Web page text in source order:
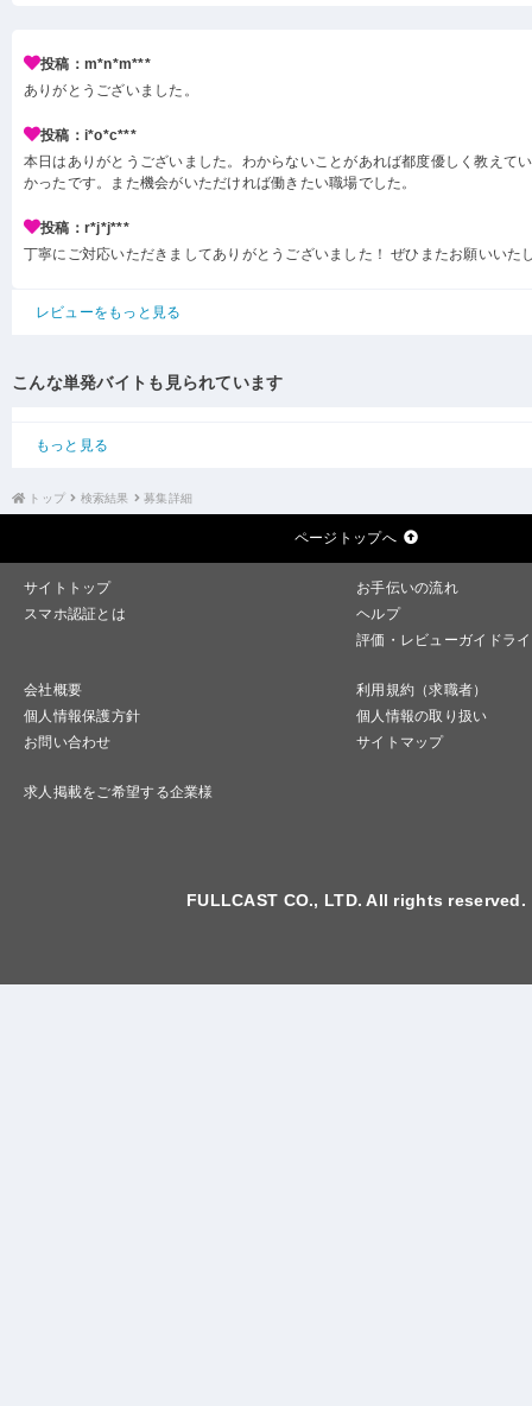
投稿：m*n*m***
ありがとうございました。
投稿：i*o*c***
本日はありがとうございました。わからないことがあれば都度優しく教えて
かったです。また機会がいただければ働きたい職場でした。
投稿：r*j*j***
丁寧にご対応いただきましてありがとうございました！ ぜひまたお願いいた
レビューをもっと見る
こんな単発バイトも見られています
もっと見る
トップ 検索結果 募集詳細
ページトップへ
サイトトップ
お手伝いの流れ
スマホ認証とは
ヘルプ
評価・レビューガイドラ
会社概要
利用規約（求職者）
個人情報保護方針
個人情報の取り扱い
お問い合わせ
サイトマップ
求人掲載をご希望する企業様
FULLCAST CO., LTD. All rights reserved.